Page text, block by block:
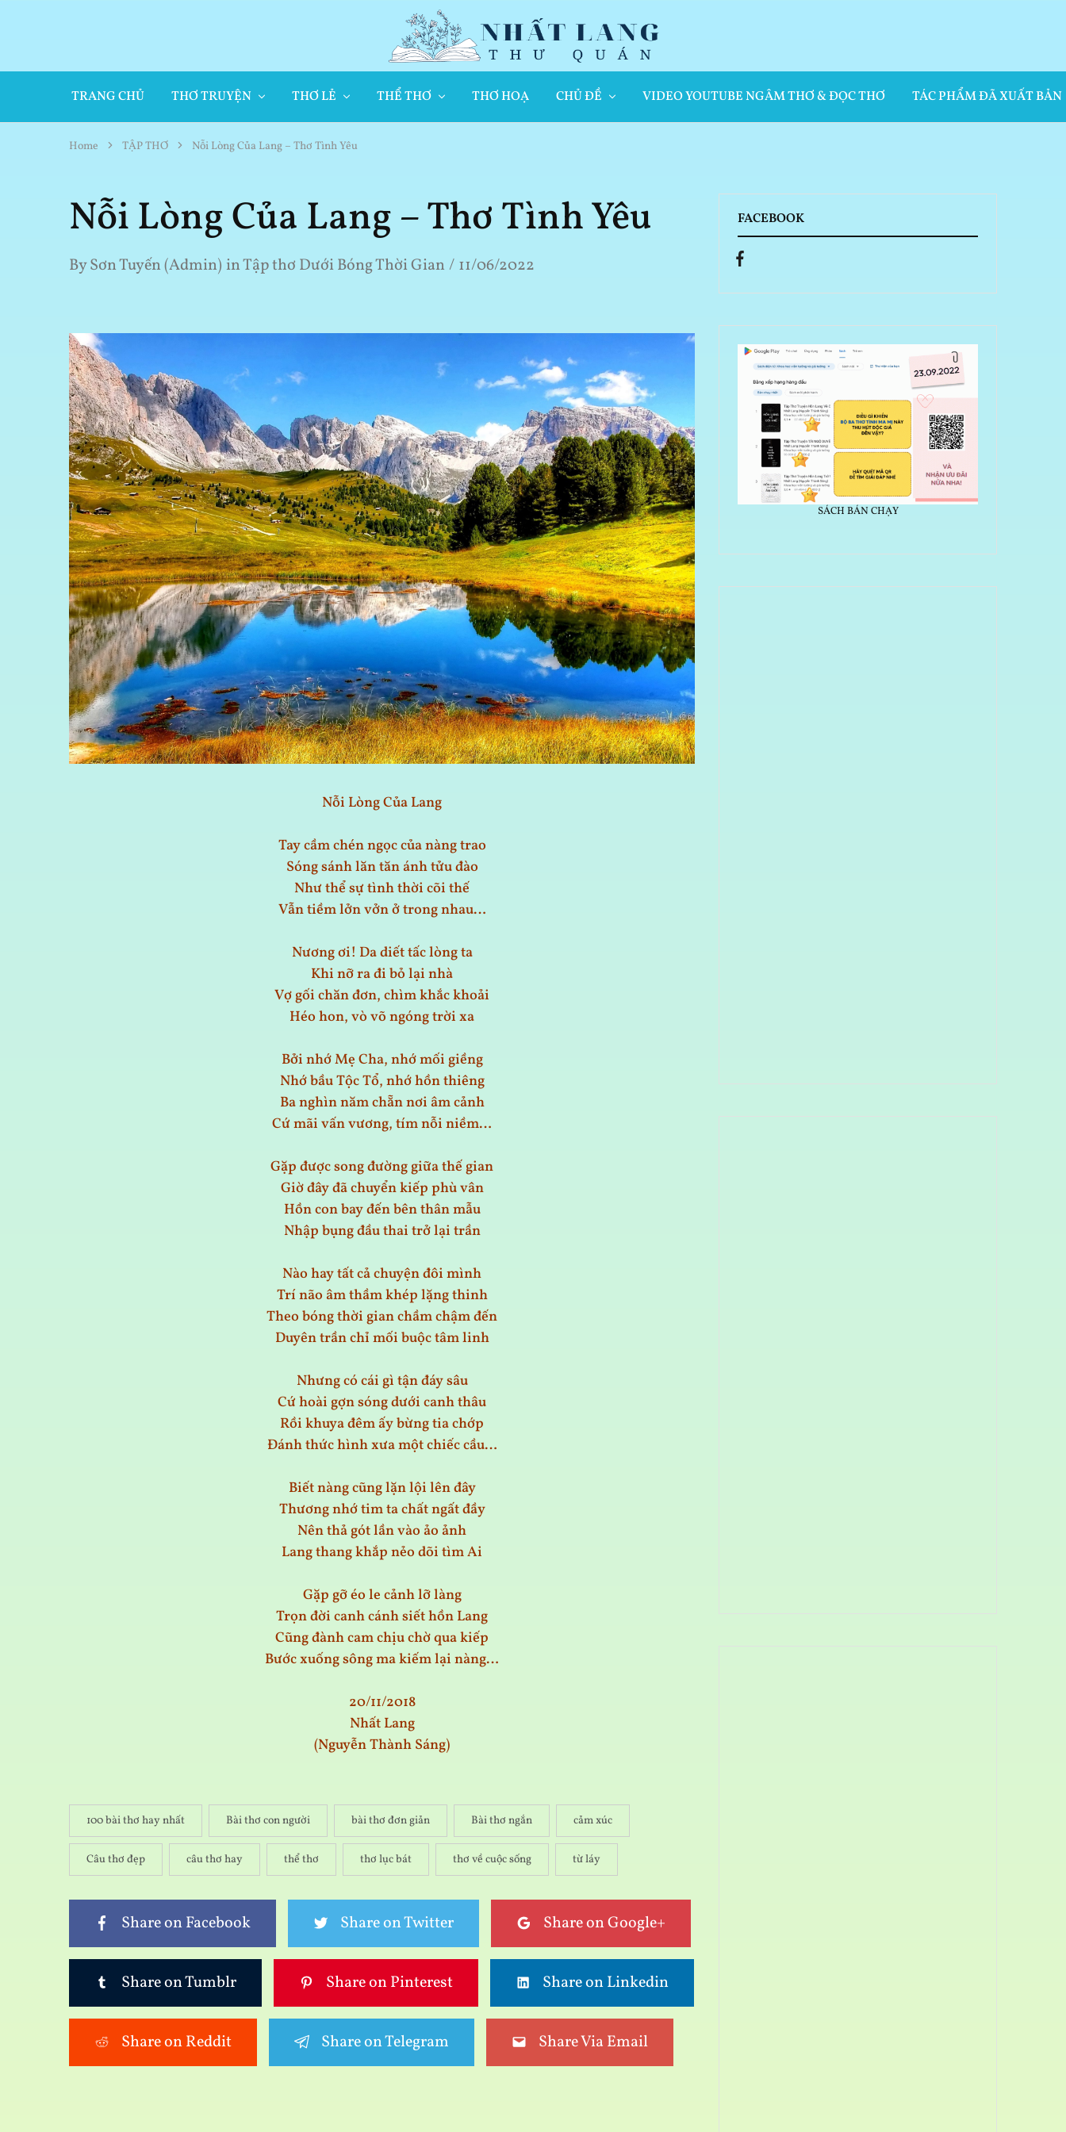
Nhất
Lang
Thư
Quán
Thơ
Hay
Về
Cuộc
Sống
TRANG CHỦ THƠ TRUYỆN THƠ LẺ THỂ THƠ THƠ HOẠ CHỦ ĐỀ VIDEO YOUTUBE NGÂM THƠ & ĐỌC THƠ TÁC PHẨM ĐÃ XUẤT BẢN
Home TẬP THƠ Nỗi Lòng Của Lang – Thơ Tình Yêu
Nỗi Lòng Của Lang – Thơ Tình Yêu
BySơn Tuyến (Admin) inTập thơ Dưới Bóng Thời Gian 11/06/2022
Nỗi Lòng Của Lang
Tay cầm chén ngọc của nàng trao
Sóng sánh lăn tăn ánh tửu đào
Như thể sự tình thời cõi thế
Vẫn tiềm lởn vởn ở trong nhau…
Nương ơi! Da diết tấc lòng ta
Khi nỡ ra đi bỏ lại nhà
Vợ gối chăn đơn, chìm khắc khoải
Héo hon, vò võ ngóng trời xa
Bởi nhớ Mẹ Cha, nhớ mối giềng
Nhớ bầu Tộc Tổ, nhớ hồn thiêng
Ba nghìn năm chẵn nơi âm cảnh
Cứ mãi vấn vương, tím nỗi niềm…
Gặp được song đường giữa thế gian
Giờ đây đã chuyển kiếp phù vân
Hồn con bay đến bên thân mẫu
Nhập bụng đầu thai trở lại trần
Nào hay tất cả chuyện đôi mình
Trí não âm thầm khép lặng thinh
Theo bóng thời gian chầm chậm đến
Duyên trần chỉ mối buộc tâm linh
Nhưng có cái gì tận đáy sâu
Cứ hoài gợn sóng dưới canh thâu
Rồi khuya đêm ấy bừng tia chớp
Đánh thức hình xưa một chiếc cầu…
Biết nàng cũng lặn lội lên đây
Thương nhớ tim ta chất ngất đầy
Nên thả gót lần vào ảo ảnh
Lang thang khắp nẻo dõi tìm Ai
Gặp gỡ éo le cảnh lỡ làng
Trọn đời canh cánh siết hồn Lang
Cũng đành cam chịu chờ qua kiếp
Bước xuống sông ma kiếm lại nàng…
20/11/2018
Nhất Lang
(Nguyễn Thành Sáng)
100 bài thơ hay nhất Bài thơ con người bài thơ đơn giản Bài thơ ngắn cảm xúc
Câu thơ đẹp câu thơ hay thể thơ thơ lục bát thơ về cuộc sống từ láy
Share on Facebook Share on Twitter Share on Google+
Share on Tumblr Share on Pinterest Share on Linkedin
Share on Reddit Share on Telegram Share Via Email
FACEBOOK
SÁCH BÁN CHẠY